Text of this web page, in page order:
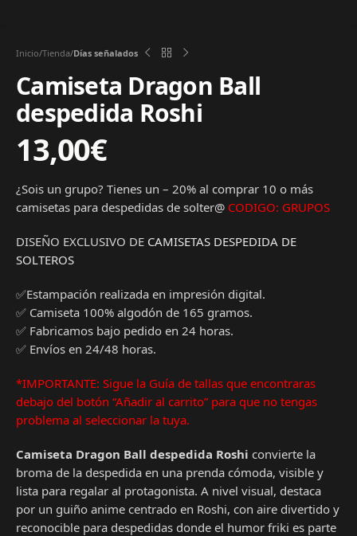
Inicio Tienda Días señalados
Camiseta Dragon Ball
despedida Roshi
13,00€
¿Sois un grupo? Tienes un – 20% al comprar 10 o más
camisetas para despedidas de solter@ CODIGO: GRUPOS
DISEÑO EXCLUSIVO DE CAMISETAS DESPEDIDA DE
SOLTEROS
✅Estampación realizada en impresión digital.
✅ Camiseta 100% algodón de 165 gramos.
✅ Fabricamos bajo pedido en 24 horas.
✅ Envíos en 24/48 horas.
*IMPORTANTE: Sigue la Guía de tallas que encontraras
debajo del botón “Añadir al carrito” para que no tengas
problema al seleccionar la tuya.
Camiseta Dragon Ball despedida Roshi convierte la
broma de la despedida en una prenda cómoda, visible y
lista para regalar al protagonista. A nivel visual, destaca
por un guiño anime centrado en Roshi, con aire divertido y
reconocible para despedidas donde el humor friki es parte